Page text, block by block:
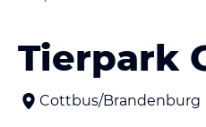
Tierpark
Cottbus/Brandenburg